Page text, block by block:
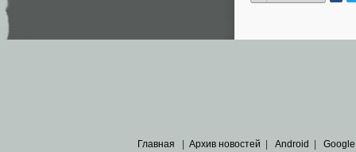
Главная Архив новостей Android Google